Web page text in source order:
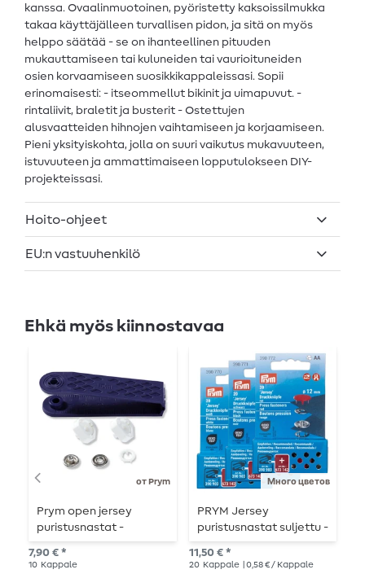
kanssa. Ovaalinmuotoinen, pyöristetty kaksoissilmukka
takaa käyttäjälleen turvallisen pidon, ja sitä on myös
helppo säätää - se on ihanteellinen pituuden
mukauttamiseen tai kuluneiden tai vaurioituneiden
osien korvaamiseen suosikkikappaleissasi. Sopii
erinomaisesti: - itseommellut bikinit ja uimapuvut. -
rintaliivit, braletit ja busterit - Ostettujen
alusvaatteiden hihnojen vaihtamiseen ja korjaamiseen.
Pieni yksityiskohta, jolla on suuri vaikutus mukavuuteen,
istuvuuteen ja ammattimaiseen lopputulokseen DIY-
projekteissasi.
Hoito-ohjeet
EU:n vastuuhenkilö
Ehkä myös kiinnostavaa
от Prym
Prym open jersey
puristusnastat -
valkoinen - 10 mm -
työkalulla ja
7,90 € *
10 Kappale
Много цветов
PRYM Jersey
puristusnastat suljettu -
12mm - 20 kpl
11,50 € *
20 Kappale | 0,58 € / Kappale